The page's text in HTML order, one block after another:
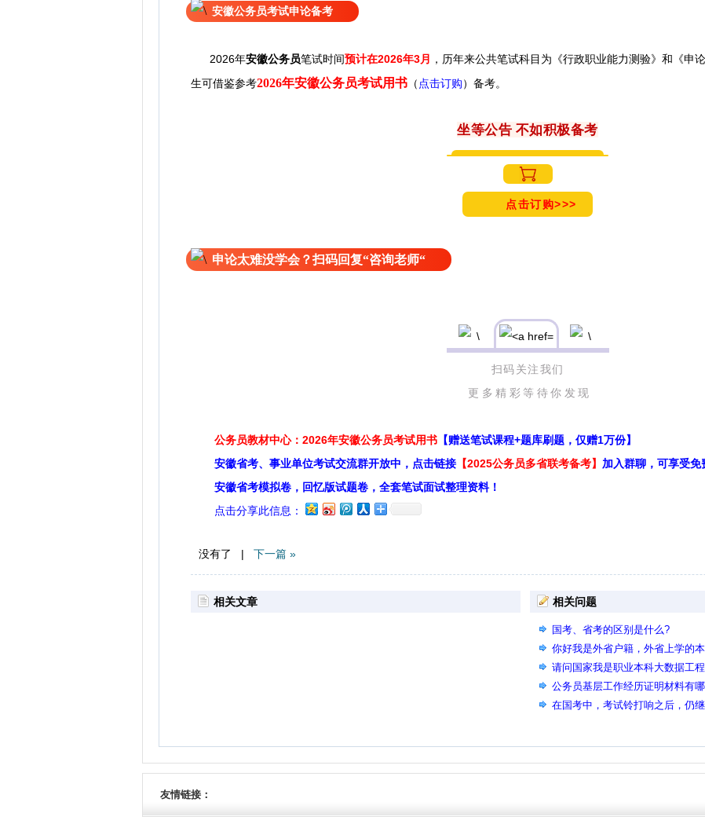
安徽公务员考试申论备考
2026年安徽公务员笔试时间预计在2026年3月 ，历年来公共笔试科目为《行政职业能力测验》和《申
生可借鉴参考2026年安徽公务员考试用书 （ 点击订购）备考。
坐等公告 不如积极备考
点击订购>>>
申论太难没学会？扫码回复“咨询老师“
扫码关注我们
更多精彩等待你发现
公务员教材中心：2026年安徽公务员考试用书 【赠送笔试课程+题库刷题，仅赠1万份】
安徽省考、事业单位考试交流群开放中，点击链接 【2025公务员多省联考备考】 加入群聊，可享受
安徽省考模拟卷，回忆版试题卷，全套笔试面试整理资料！
点击分享此信息：
没有了 | 下一篇 »
相关文章 相关问题
国考、省考的区别是什么?
你好我是外省户籍，外省上学的
能参加2026年上半年的省考么？
请问国家我是职业本科大数据工
的公共相似专业可以在备注里说明
公务员基层工作经历证明材料有哪
在国考中，考试铃打响之后，仍
友情链接：